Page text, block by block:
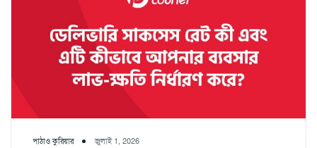
পাঠাও কুরিয়ার জুলাই 1, 2026